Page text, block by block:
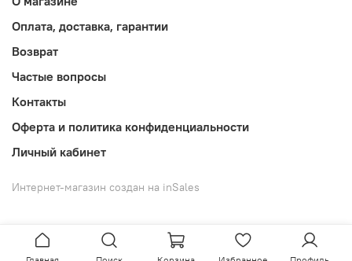
Оплата, доставка, гарантии
Возврат
Частые вопросы
Контакты
Оферта и политика конфиденциальности
Личный кабинет
Интернет-магазин создан на inSales